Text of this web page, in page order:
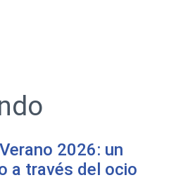
2026: un
a través del ocio